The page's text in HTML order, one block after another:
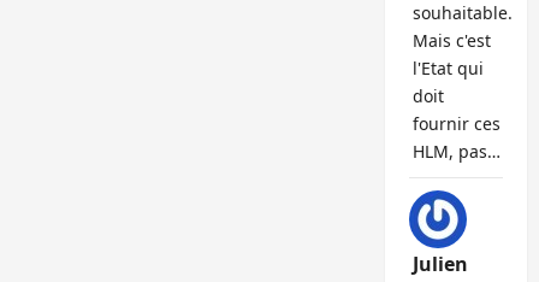
souhaitable.
Mais c'est
l'Etat qui
doit
fournir ces
HLM, pas…
Julien